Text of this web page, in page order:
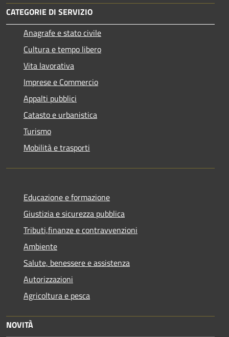
CATEGORIE DI SERVIZIO
Anagrafe e stato civile
Cultura e tempo libero
Vita lavorativa
Imprese e Commercio
Appalti pubblici
Catasto e urbanistica
Turismo
Mobilità e trasporti
Educazione e formazione
Giustizia e sicurezza pubblica
Tributi,finanze e contravvenzioni
Ambiente
Salute, benessere e assistenza
Autorizzazioni
Agricoltura e pesca
NOVITÀ